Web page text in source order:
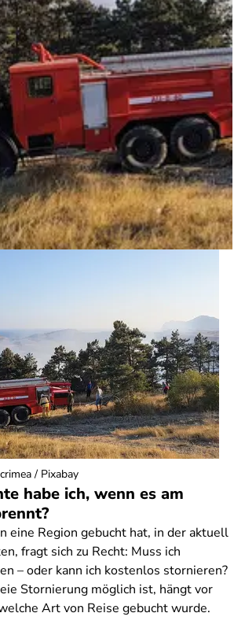
habe ich, wenn es am
eine Region gebucht hat, in der aktuell
fragt sich zu Recht: Muss ich
– oder kann ich kostenlos stornieren?
Stornierung möglich ist, hängt vor
Art von Reise gebucht wurde.
/ Pixabay